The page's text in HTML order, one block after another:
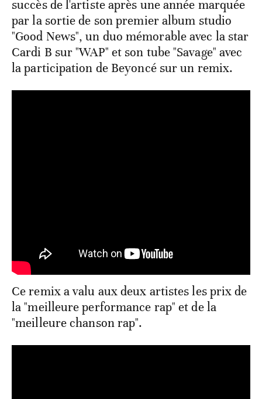
succès de l'artiste après une année marquée
par la sortie de son premier album studio
"Good News", un duo mémorable avec la star
Cardi B sur "WAP" et son tube "Savage" avec
la participation de Beyoncé sur un remix.
Ce remix a valu aux deux artistes les prix de
la "meilleure performance rap" et de la
"meilleure chanson rap".